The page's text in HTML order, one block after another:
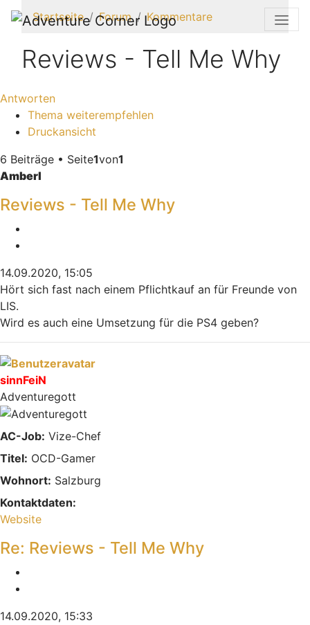
Startseite Forum Kommentare
Reviews - Tell Me Why
Antworten
Thema weiterempfehlen
Druckansicht
6 Beiträge • Seite1von1
Amberl
Reviews - Tell Me Why
14.09.2020, 15:05
Hört sich fast nach einem Pflichtkauf an für Freunde von
LIS.
Wird es auch eine Umsetzung für die PS4 geben?
Nach oben
sinnFeiN
Adventuregott
AC-Job: Vize-Chef
Titel: OCD-Gamer
Wohnort: Salzburg
Kontaktdaten:
Kontaktdaten von sinnFeiN
Website
Re: Reviews - Tell Me Why
14.09.2020, 15:33